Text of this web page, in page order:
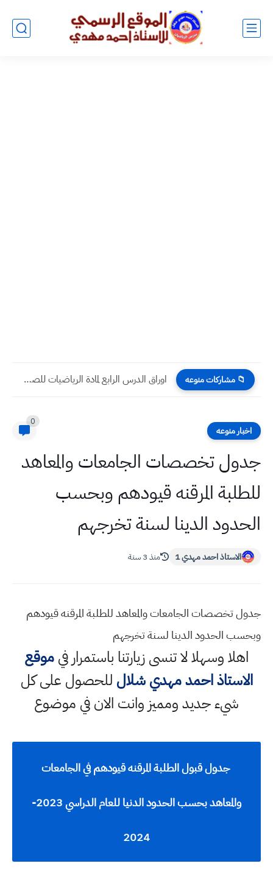
📁 مشاركات منوعه اوراق الدرس الرابع لمادة الرياضيات للصف السادس الإبتدائي طرح الأعداد...
اخبار منوعه
0
جدول تخصصات الجامعات والمعاهد
للطلبة المرقنه قيودهم وبحسب
الحدود الدينا لسنة تخرجهم
الاستاذ احمد مهدي 1 منذ 3 سنة
جدول تخصصات الجامعات والمعاهد للطلبة المرقنه قيودهم
وبحسب الحدود الدينا لسنة تخرجهم
اهلا وسهلالا تنسى زيارتنا باستمرار فيموقع
الاستاذ احمد مهدي شلال للحصول على كل
شيء جديد ومميز وانت الان في موضوع
جدول قبول الطلبة المرقنه قيودهم في الجامعات
والمعاهد بحسب الحدود الدنيا للعام الدراسي 2023-
2024